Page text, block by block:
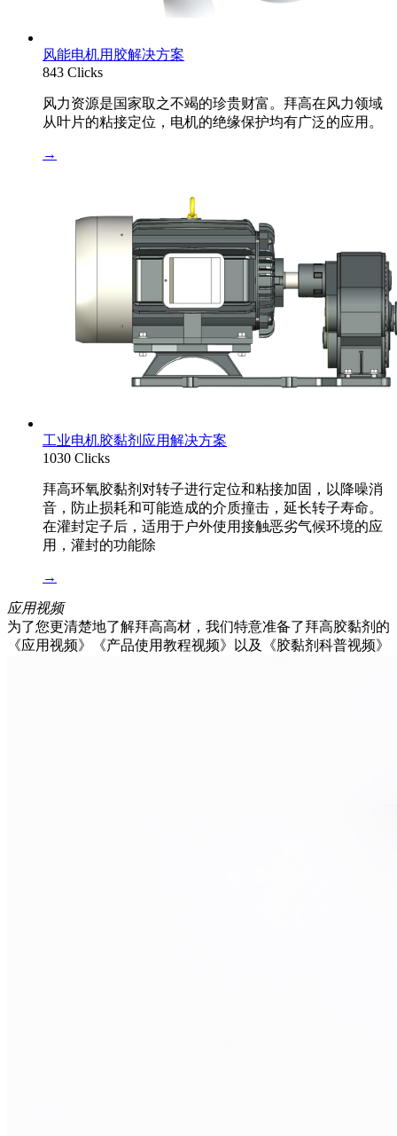
风能电机用胶解决方案
843 Clicks
风力资源是国家取之不竭的珍贵财富。拜高在风力领域
从叶片的粘接定位，电机的绝缘保护均有广泛的应用。
→
工业电机胶黏剂应用解决方案
1030 Clicks
拜高环氧胶黏剂对转子进行定位和粘接加固，以降噪消
音，防止损耗和可能造成的介质撞击，延长转子寿命。
在灌封定子后，适用于户外使用接触恶劣气候环境的应
用，灌封的功能除
→
应用视频
为了您更清楚地了解拜高高材，我们特意准备了拜高胶黏剂的
《应用视频》《产品使用教程视频》以及《胶黏剂科普视频》